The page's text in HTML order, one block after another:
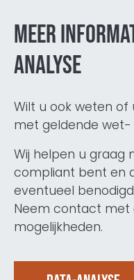
Meer
analyse
Wilt u ook weten of
met geldende wet-
Wij helpen u graag
compliant bent en
eventueel
Neem contact met
mogelijkheden.